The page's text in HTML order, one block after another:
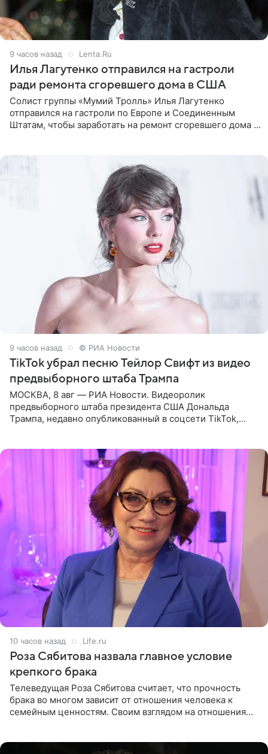
9 часов назад Lenta.Ru
Илья Лагутенко отправился на гастроли
ради ремонта сгоревшего дома в США
Солист группы «Мумий Тролль» Илья Лагутенко
отправился на гастроли по Европе и Соединенным
Штатам, чтобы заработать на ремонт сгоревшего дома в
9 часов назад © РИА Новости
TikTok убрал песню Тейлор Свифт из видео
предвыборного штаба Трампа
МОСКВА, 8 авг — РИА Новости. Видеоролик
предвыборного штаба президента США Дональда
Трампа, недавно опубликованный в соцсети TikTok,
10 часов назад Life.ru
Роза Сябитова назвала главное условие
крепкого брака
Телеведущая Роза Сябитова считает, что прочность
брака во многом зависит от отношения человека к
семейным ценностям. Своим взглядом на отношения